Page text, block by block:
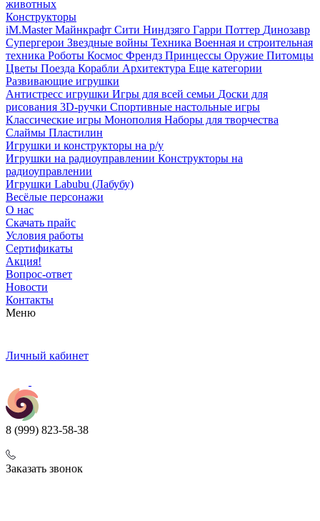
животных
Конструкторы
iM.Master Майнкрафт Сити Ниндзяго Гарри Поттер Динозавр
Супергерои Звездные войны Техника Военная и строительная
техника Роботы Космос Френдз Принцессы Оружие Питомцы
Цветы Поезда Корабли Архитектура Еще категории
Развивающие игрушки
Антистресс игрушки Игры для всей семьи Доски для
рисования 3D-ручки Спортивные настольные игры
Классические игры Монополия Наборы для творчества
Слаймы Пластилин
Игрушки и конструкторы на р/у
Игрушки на радиоуправлении Конструкторы на
радиоуправлении
Игрушки Labubu (Лабубу)
Весёлые персонажи
О нас
Скачать прайс
Условия работы
Сертификаты
Акция!
Вопрос-ответ
Новости
Контакты
Меню
Личный кабинет
8 (999) 823-58-38
Заказать звонок